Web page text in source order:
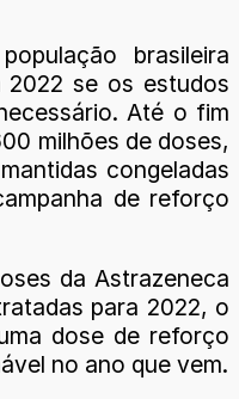
brasileira
2022 se os estudos
Até o fim
milhões de doses,
congeladas
de reforço
da Astrazeneca
para 2022, o
dose de reforço
no ano que vem.